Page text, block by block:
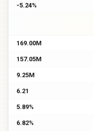
-5.24%
169.00M
157.05M
9.25M
6.21
5.89%
6.82%